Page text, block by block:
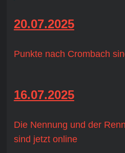
20.07.2025
Punkte nach Crombach
16.07.2025
Die Nennung und der
sind jetzt online